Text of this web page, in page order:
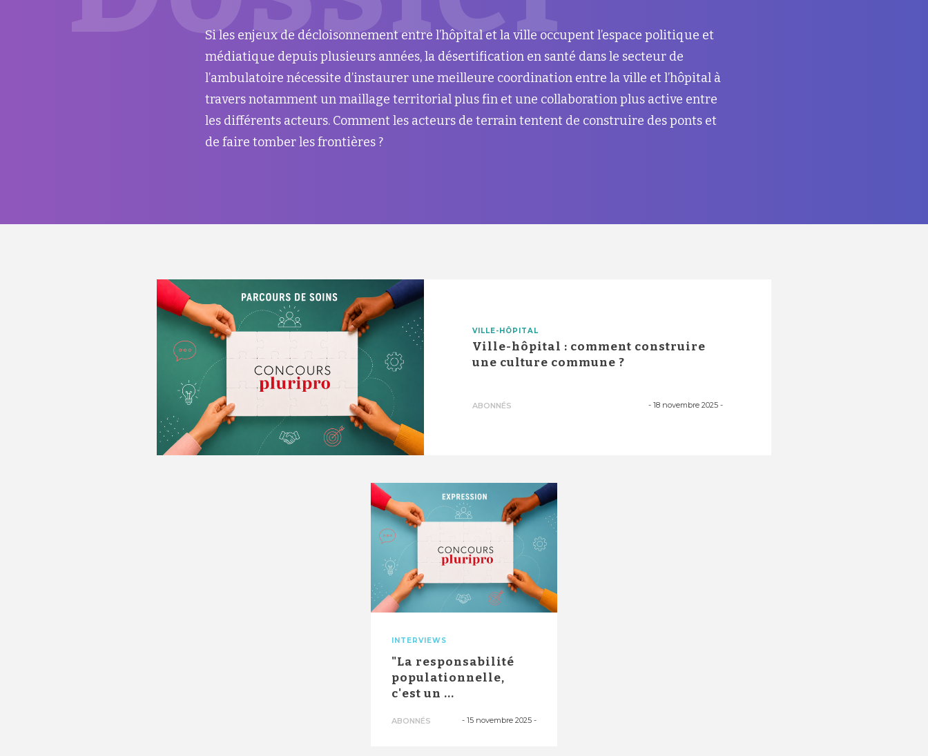
Si les enjeux de décloisonnement entre l’hôpital et la ville occupent l’espace politique et
médiatique depuis plusieurs années, la désertification en santé dans le secteur de
l’ambulatoire nécessite d’instaurer une meilleure coordination entre la ville et l’hôpital à
travers notamment un maillage territorial plus fin et une collaboration plus active entre
les différents acteurs. Comment les acteurs de terrain tentent de construire des ponts et
de faire tomber les frontières ?
VILLE-HÔPITAL
Ville-hôpital : comment construire
une culture commune ?
ABONNÉS - 18 novembre 2025 -
INTERVIEWS
"La responsabilité
populationnelle,
c'est un ...
ABONNÉS - 15 novembre 2025-